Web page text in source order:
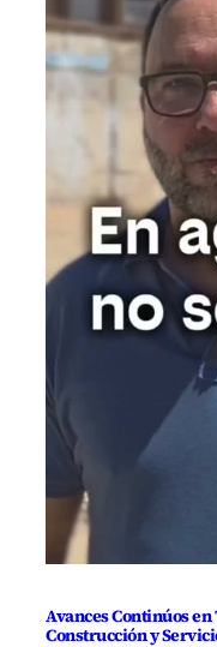
Avances Continúos en
Construcción y